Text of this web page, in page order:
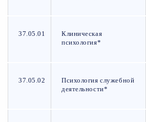
37.05.01
Клиническая
психология*
37.05.02
Психология служебной
деятельности*